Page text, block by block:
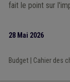
fait le point sur
28 Mai 2026
Budget| Cahier des